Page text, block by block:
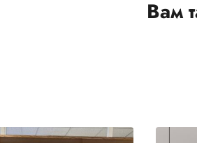
Вам